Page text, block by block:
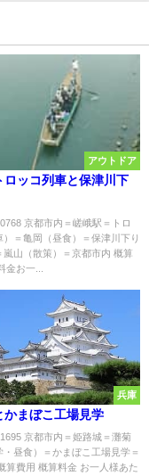
アウトドア
ロッコ列車と保津川下
京都市内＝嵯峨駅＝トロ
）＝亀岡（昼食）＝保津川下り
嵐山（散策）＝京都市内 概算
金お一...
兵庫
かまぼこ工場見学
京都市内＝姫路城＝灘菊
・昼食）＝かまぼこ工場見学＝
算費用 概算料金 お一人様あた